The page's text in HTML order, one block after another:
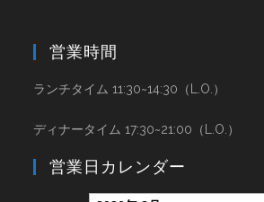
営業時間
ランチタイム 11:30~14:30（L.O.）
ディナータイム 17:30~21:00（L.O.）
営業日カレンダー